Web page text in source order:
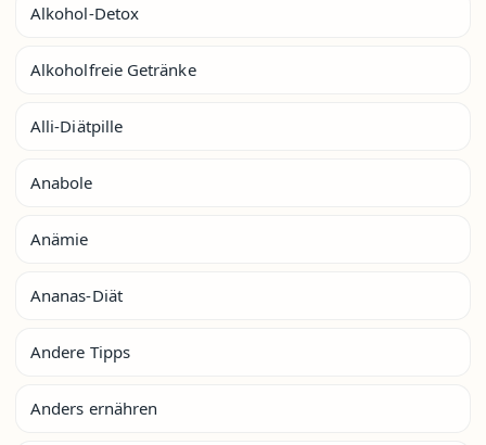
Alkohol-Detox
Alkoholfreie Getränke
Alli-Diätpille
Anabole
Anämie
Ananas-Diät
Andere Tipps
Anders ernähren